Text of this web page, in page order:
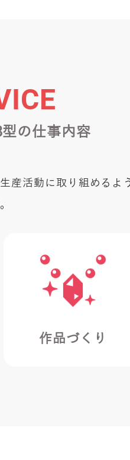
の仕事内容
産活動に取り組めるよ
作品づくり